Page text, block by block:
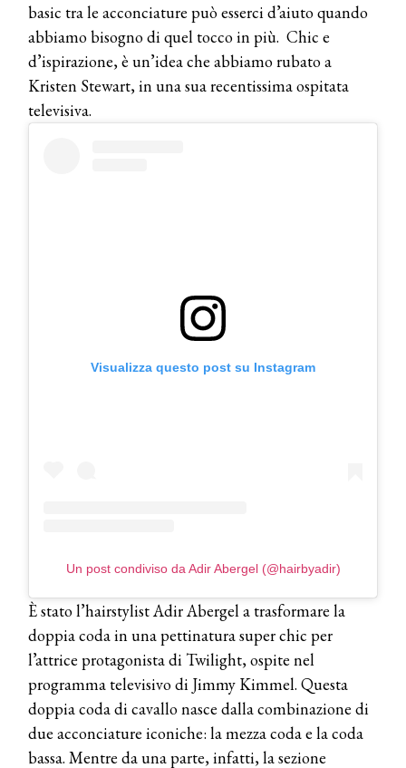
basic tra le acconciature può esserci d’aiuto quando
abbiamo bisogno di quel tocco in più. Chic e
d’ispirazione, è un’idea che abbiamo rubato a
Kristen Stewart, in una sua recentissima ospitata
televisiva.
Visualizza questo post su Instagram
Un post condiviso da Adir Abergel (@hairbyadir)
È stato l’hairstylist Adir Abergel a trasformare la
doppia coda in una pettinatura super chic per
l’attrice protagonista di Twilight, ospite nel
programma televisivo di Jimmy Kimmel. Questa
doppia coda di cavallo nasce dalla combinazione di
due acconciature iconiche: la mezza coda e la coda
bassa. Mentre da una parte, infatti, la sezione